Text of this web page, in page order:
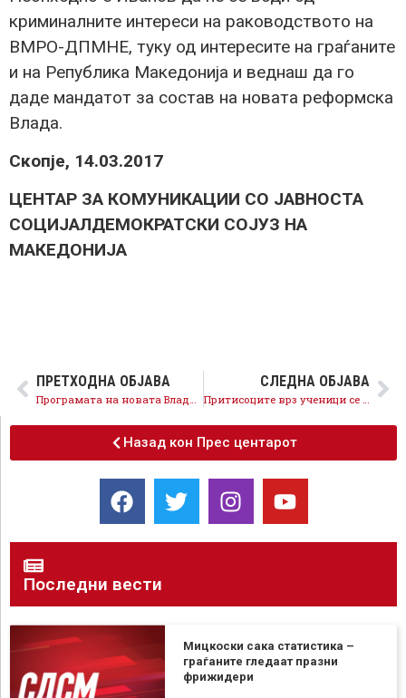
криминалните интереси на раководството на
ВМРО-ДПМНЕ, туку од интересите на граѓаните
и на Република Македонија и веднаш да го
даде мандатот за состав на новата реформска
Влада.
Скопје, 14.03.2017
ЦЕНТАР ЗА КОМУНИКАЦИИ СО ЈАВНОСТА
СОЦИЈАЛДЕМОКРАТСКИ СОЈУЗ НА
МАКЕДОНИЈА
ПРЕТХОДНА ОБЈАВА
Програмата на новата Влада ја штити унитарноста и еднаквоста на сите граѓани!
СЛЕДНА ОБЈАВА
Притисоците врз ученици се кривично дело!
Назад кон Прес центарот
Последни вести
Мицкоски сака статистика –
граѓаните гледаат празни
фрижидери